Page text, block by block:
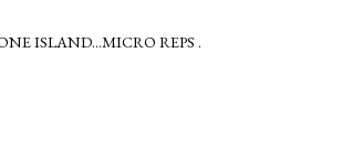
ISLAND…MICRO REPS .